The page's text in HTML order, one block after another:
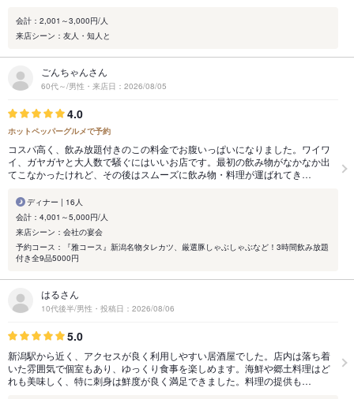
会計：2,001～3,000円/人
来店シーン：友人・知人と
ごんちゃんさん
60代～/男性・来店日：2026/08/05
4.0
ホットペッパーグルメで予約
コスパ高く、飲み放題付きのこの料金でお腹いっぱいになりました。ワイワ
イ、ガヤガヤと大人数で騒ぐにはいいお店です。最初の飲み物がなかなか出
てこなかったけれど、その後はスムーズに飲み物・料理が運ばれてき…
ディナー | 16人
会計：4,001～5,000円/人
来店シーン：会社の宴会
予約コース：『雅コース』新潟名物タレカツ、厳選豚しゃぶしゃぶなど！3時間飲み放題
付き全9品5000円
はるさん
10代後半/男性・投稿日：2026/08/06
5.0
新潟駅から近く、アクセスが良く利用しやすい居酒屋でした。店内は落ち着
いた雰囲気で個室もあり、ゆっくり食事を楽しめます。海鮮や郷土料理はど
れも美味しく、特に刺身は鮮度が良く満足できました。料理の提供も…